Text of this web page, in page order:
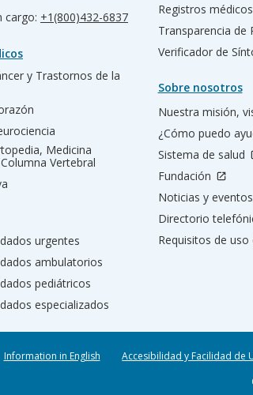
cargo: +1(800)432-6837
y Trastornos de la
Medicina
Vertebral
urgentes
ambulatorios
pediátricos
especializados
Registros médicos
Transparencia de
Verificador de
Sobre nosotros
Nuestra misión,
¿Cómo puedo
Sistema de salud
Fundación
Noticias y eventos
Directorio
Requisitos de uso
Information in English Accesibilidad y Facilidad de